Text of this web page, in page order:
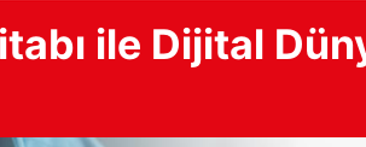
ile Dijital